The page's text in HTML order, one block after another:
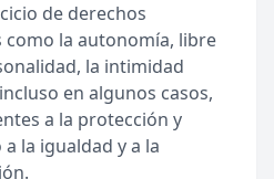
de derechos
la autonomía, libre
la intimidad
en algunos casos,
a la protección y
la igualdad y a la